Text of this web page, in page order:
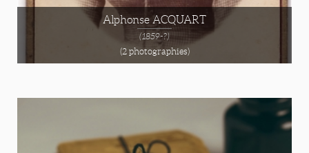
Alphonse ACQUART
(1859-?)
(2 photographies)